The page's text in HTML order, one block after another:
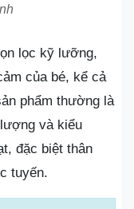
lọc kỹ lưỡng,
của bé, kể cả
phẩm thường là
và kiểu
đặc biệt thân
tuyến.